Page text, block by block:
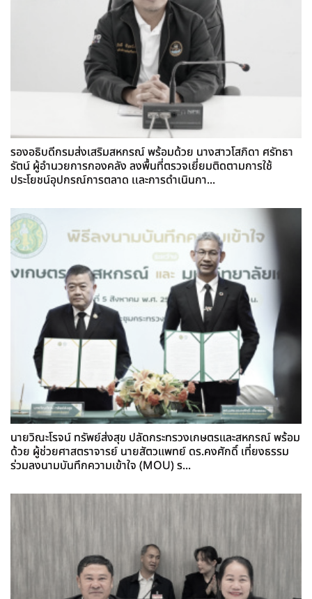
รองอธิบดีกรมส่งเสริมสหกรณ์ พร้อมด้วย นางสาวโสภิดา ศรัทธา
รัตน์ ผู้อำนวยการกองคลัง ลงพื้นที่ตรวจเยี่ยมติดตามการใช้
ประโยชน์อุปกรณ์การตลาด เเละการดำเนินกา...
นายวิณะโรจน์ ทรัพย์ส่งสุข ปลัดกระทรวงเกษตรและสหกรณ์ พร้อม
ด้วย ผู้ช่วยศาสตราจารย์ นายสัตวแพทย์ ดร.คงศักดิ์ เที่ยงธรรม
ร่วมลงนามบันทึกความเข้าใจ (MOU) ร...